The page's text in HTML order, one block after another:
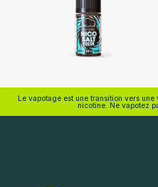
Le vapotage est une transition vers
nicotine. Ne vapotez